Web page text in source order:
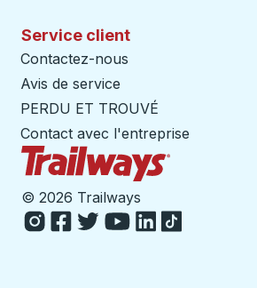
Service client
Contactez-nous
Avis de service
PERDU ET TROUVÉ
Contact avec l'entreprise
© 2026 Trailways